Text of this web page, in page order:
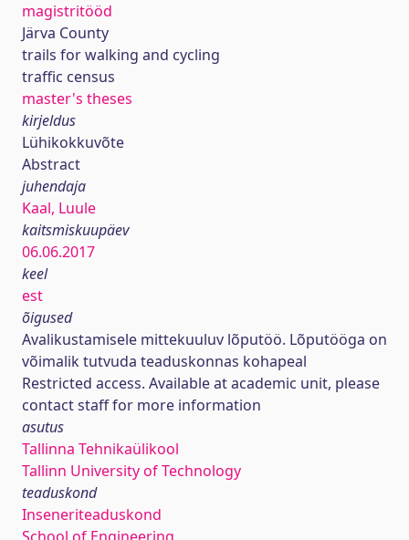
magistritööd
Järva County
trails for walking and cycling
traffic census
master's theses
kirjeldus
Lühikokkuvõte
Abstract
juhendaja
Kaal, Luule
kaitsmiskuupäev
06.06.2017
keel
est
õigused
Avalikustamisele mittekuuluv lõputöö. Lõputööga on
võimalik tutvuda teaduskonnas kohapeal
Restricted access. Available at academic unit, please
contact staff for more information
asutus
Tallinna Tehnikaülikool
Tallinn University of Technology
teaduskond
Inseneriteaduskond